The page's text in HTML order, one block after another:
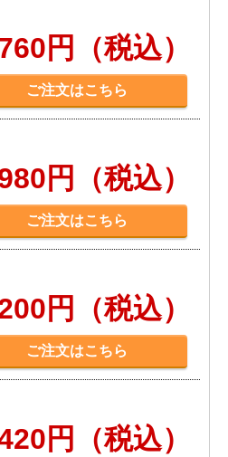
円（税込）
ご注文はこちら
円（税込）
ご注文はこちら
円（税込）
ご注文はこちら
円（税込）